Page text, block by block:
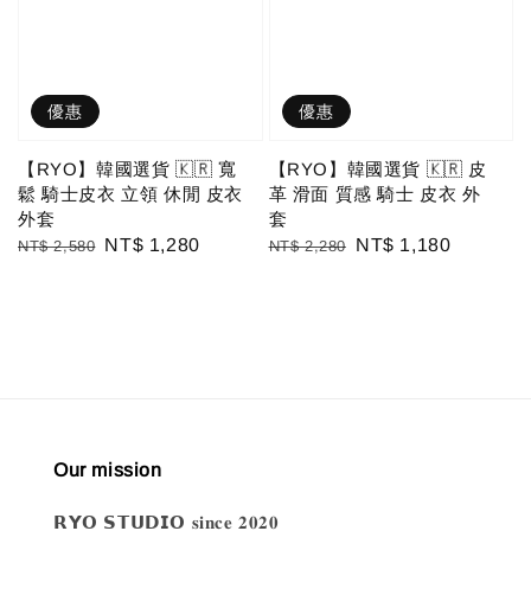
優惠
【RYO】韓國選貨 🇰🇷 寬
鬆 騎士皮衣 立領 休閒 皮衣
外套
Regular
NT$ 2,580 Sale
NT$ 1,280
優惠
【RYO】韓國選貨 🇰🇷 皮
革 滑面 質感 騎士 皮衣 外
套
Regular
NT$ 2,280
Sale
NT$ 1,180
Our mission
𝗥𝗬𝗢 𝗦𝗧𝗨𝗗𝗜𝗢 𝐬𝐢𝐧𝐜𝐞 𝟐𝟎𝟐𝟎